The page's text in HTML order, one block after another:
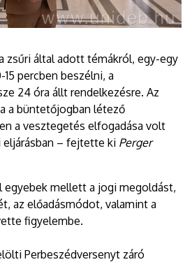
zsűri által adott témákról, egy-egy
percben beszélni, a
24 óra állt rendelkezésre. Az
a büntetőjogban létező
a vesztegetés elfogadása volt
eljárásban – fejtette ki Perger
egyebek mellett a jogi megoldást,
az előadásmódot, valamint a
figyelembe.
Perbeszédversenyt záró